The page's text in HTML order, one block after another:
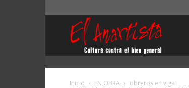
Inicio EN OBRA obreros en viga